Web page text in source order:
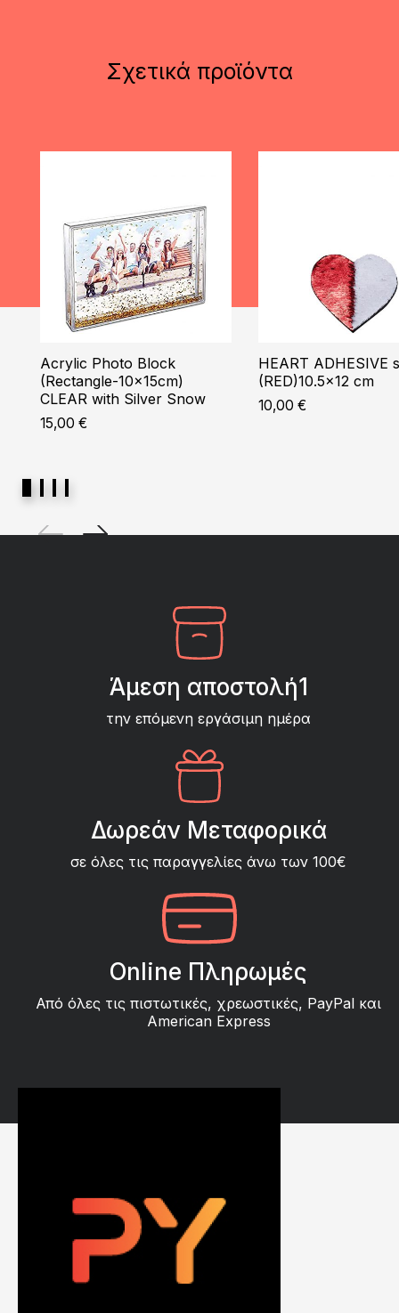
Σχετικά προϊόντα
Acrylic Photo Block
(Rectangle-10x15cm)
CLEAR with Silver Snow
15,00 €
HEART ADHESIVE
(RED)10.5×12 cm
10,00 €
Άμεση αποστολή1
την επόμενη εργάσιμη ημέρα
Δωρεάν Μεταφορικά
σε όλες τις παραγγελίες άνω των 100€
Online Πληρωμές
Από όλες τις πιστωτικές, χρεωστικές, PayPal και
American Express